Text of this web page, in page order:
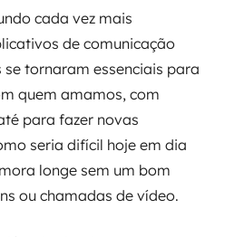
cada vez mais
de comunicação
tornaram essenciais para
quem amamos, com
para fazer novas
seria difícil hoje em dia
longe sem um bom
ou chamadas de vídeo.